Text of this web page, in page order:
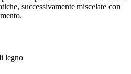
successivamente miscelate con
legno